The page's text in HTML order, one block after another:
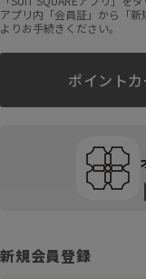
アプリ内「会員証」から「新
よりお手続きください。
ポイント
新規会員登録